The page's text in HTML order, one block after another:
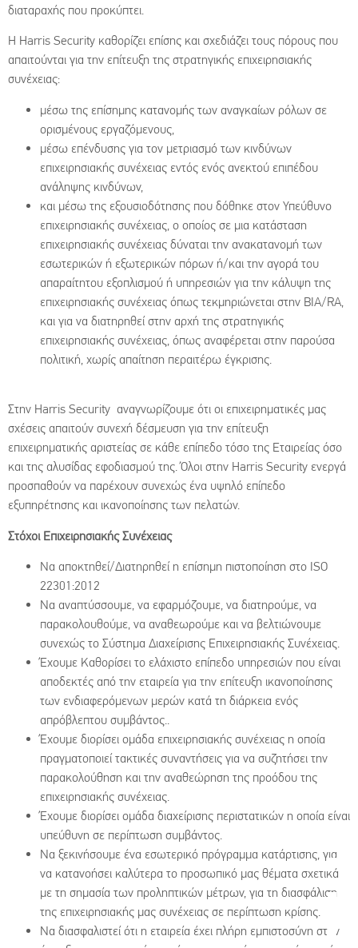
διαταραχής που προκύπτει.
Η Harris Security καθορίζει επίσης και σχεδιάζει τους πόρους που
απαιτούνται για την επίτευξη της στρατηγικής επιχειρησιακής
συνέχειας:
μέσω της επίσημης κατανομής των αναγκαίων ρόλων σε
ορισμένους εργαζόμενους,
μέσω επένδυσης για τον μετριασμό των κινδύνων
επιχειρησιακής συνέχειας εντός ενός ανεκτού επιπέδου
ανάληψης κινδύνων,
και μέσω της εξουσιοδότησης που δόθηκε στον Υπεύθυνο
επιχειρησιακής συνέχειας, ο οποίος σε μια κατάσταση
επιχειρησιακής συνέχειας δύναται την ανακατανομή των
εσωτερικών ή εξωτερικών πόρων ή/και την αγορά του
απαραίτητου εξοπλισμού ή υπηρεσιών για την κάλυψη της
επιχειρησιακής συνέχειας όπως τεκμηριώνεται στην BIA/RA,
και για να διατηρηθεί στην αρχή της στρατηγικής
επιχειρησιακής συνέχειας, όπως αναφέρεται στην παρούσα
πολιτική, χωρίς απαίτηση περαιτέρω έγκρισης.
Στην Harris Security αναγνωρίζουμε ότι οι επιχειρηματικές μας
σχέσεις απαιτούν συνεχή δέσμευση για την επίτευξη
επιχειρηματικής αριστείας σε κάθε επίπεδο τόσο της Εταιρείας όσο
και της αλυσίδας εφοδιασμού της. Όλοι στην Harris Security ενεργά
προσπαθούν να παρέχουν συνεχώς ένα υψηλό επίπεδο
εξυπηρέτησης και ικανοποίησης των πελατών.
ΣτόχοιΕπιχειρησιακήςΣυνέχειας
Να αποκτηθεί/Διατηρηθεί η επίσημη πιστοποίηση στο ISO
22301:2012
Να αναπτύσσουμε, να εφαρμόζουμε, να διατηρούμε, να
παρακολουθούμε, να αναθεωρούμε και να βελτιώνουμε
συνεχώς το Σύστημα Διαχείρισης Επιχειρησιακής Συνέχειας.
Έχουμε Καθορίσει το ελάχιστο επίπεδο υπηρεσιών που είναι
αποδεκτές από την εταιρεία για την επίτευξη ικανοποίησης
των ενδιαφερόμενων μερών κατά τη διάρκεια ενός
απρόβλεπτου συμβάντος..
Έχουμε διορίσει ομάδα επιχειρησιακής συνέχειας η οποία
πραγματοποιεί τακτικές συναντήσεις για να συζητήσει την
παρακολούθηση και την αναθεώρηση της προόδου της
επιχειρησιακής συνέχειας.
Έχουμε διορίσει ομάδα διαχείρισης περιστατικών η οποία είναι
υπεύθυνη σε περίπτωση συμβάντος.
Να ξεκινήσουμε ένα εσωτερικό πρόγραμμα κατάρτισης, για
να κατανοήσει καλύτερα το προσωπικό μας θέματα σχετικά
με τη σημασία των προληπτικών μέτρων, για τη διασφάλιση
της επιχειρησιακής μας συνέχειας σε περίπτωση κρίσης.
Να διασφαλιστεί ότι η εταιρεία έχει πλήρη εμπιστοσύνη στην